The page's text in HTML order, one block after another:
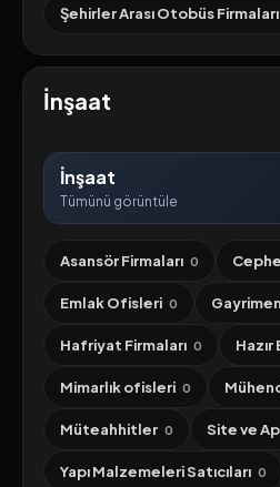
Şehirler Arası Otobüs Firmaları
İnşaat
İnşaat
Tümünü görüntüle
Asansör Firmaları 0
Emlak Ofisleri 0
Hafriyat Firmaları 0
Mimarlık ofisleri 0
Müteahhitler 0 Site ve
Yapı Malzemeleri Satıcıları 0